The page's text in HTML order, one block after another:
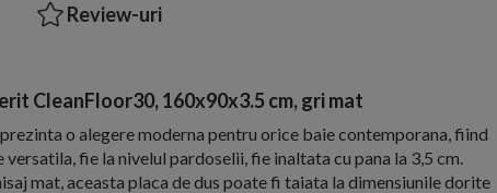
Review-uri
CleanFloor30, 160x90x3.5 cm, gri mat
o alegere moderna pentru orice baie contemporana, fiind
fie la nivelul pardoselii, fie inaltata cu pana la 3,5 cm.
mat, aceasta placa de dus poate fi taiata la dimensiunile dorite